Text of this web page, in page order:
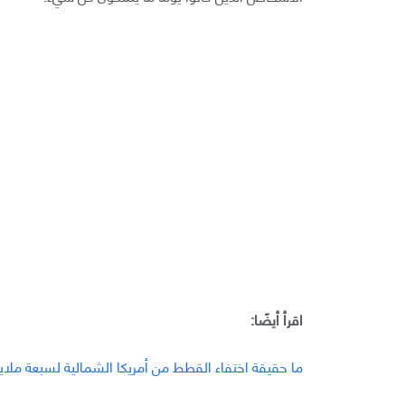
اقرأ أيضًا:
ما حقيقة اختفاء القطط من أمريكا الشمالية لسبعة